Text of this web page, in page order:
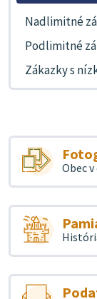
Nadlimitné
Podlimitné
Zákazky s
Obec